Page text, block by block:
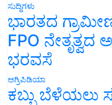
ಸುದ್ದಿಗಳು
ಭಾರತದ
FPO ನೇತೃತ್ವದ
ಭರವಸೆ
ಅಗ್ರಿಪಿಡಿಯಾ
ಕಬ್ಬು ಬೆಳೆಯಲು